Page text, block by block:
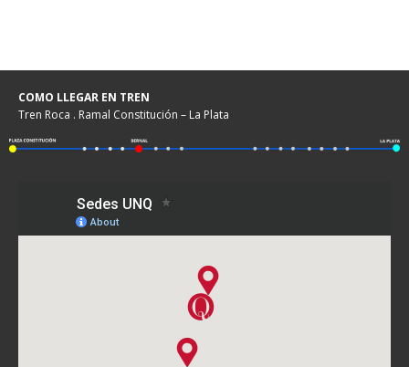
COMO LLEGAR EN TREN
Tren Roca . Ramal Constitución – La Plata